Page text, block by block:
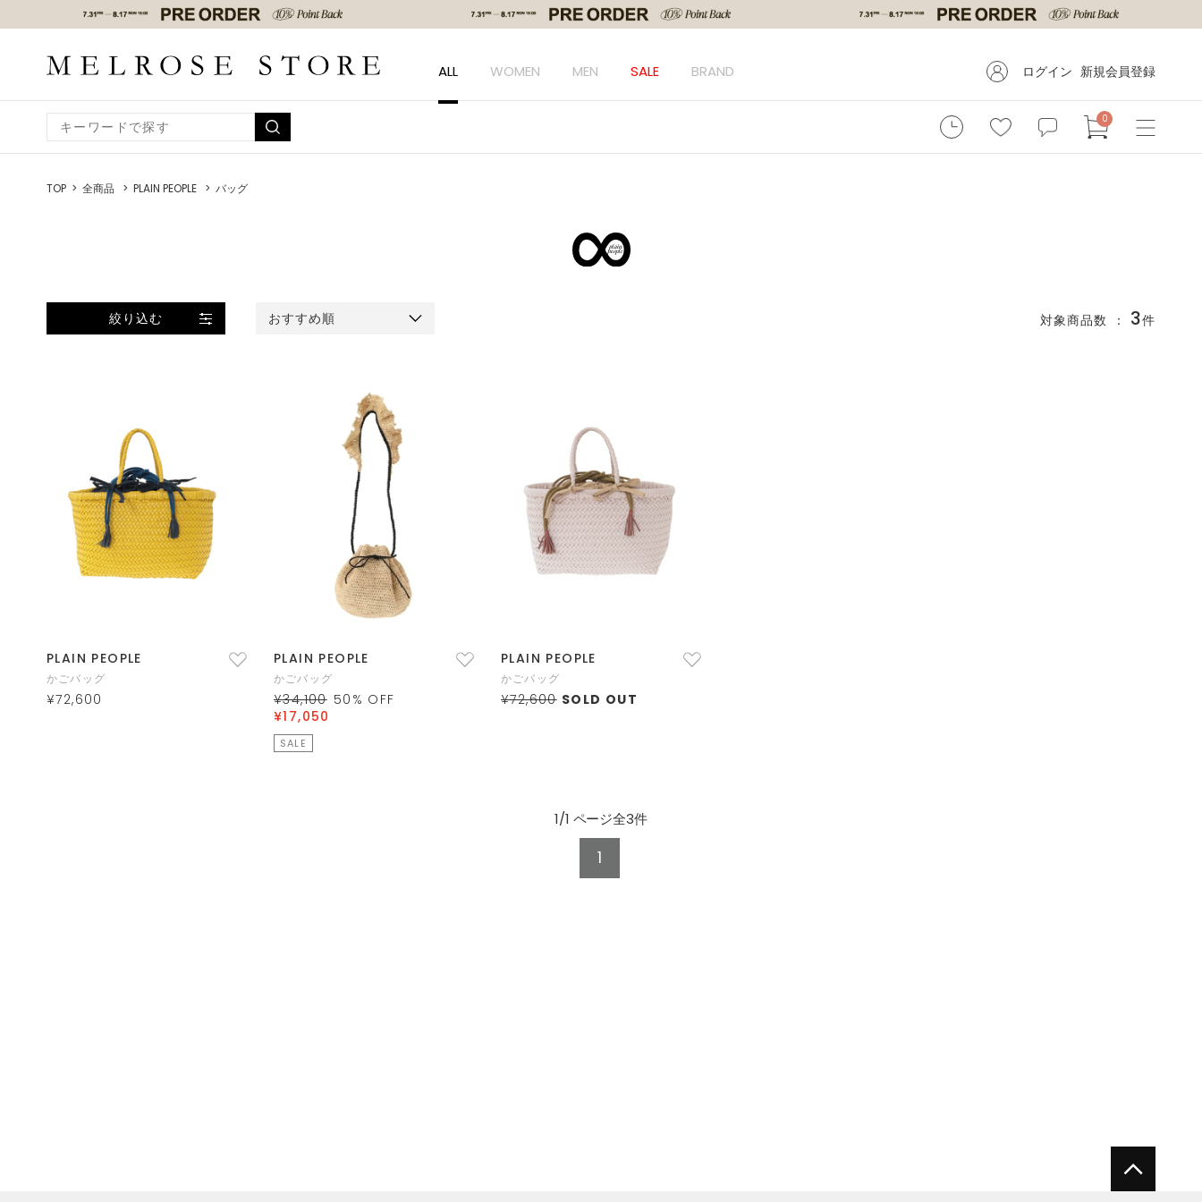
ALL WOMEN MEN SALE BRAND ログイン 新規会員登録
0
TOP 全商品 PLAIN PEOPLE バッグ
絞り込む おすすめ順 対象商品数 ： 3件
PLAIN PEOPLE
かごバッグ
¥72,600
PLAIN PEOPLE
かごバッグ
¥34,100 50 % OFF
¥17,050
SALE
PLAIN PEOPLE
かごバッグ
¥72,600 SOLD OUT
1/1 ページ全3件
1